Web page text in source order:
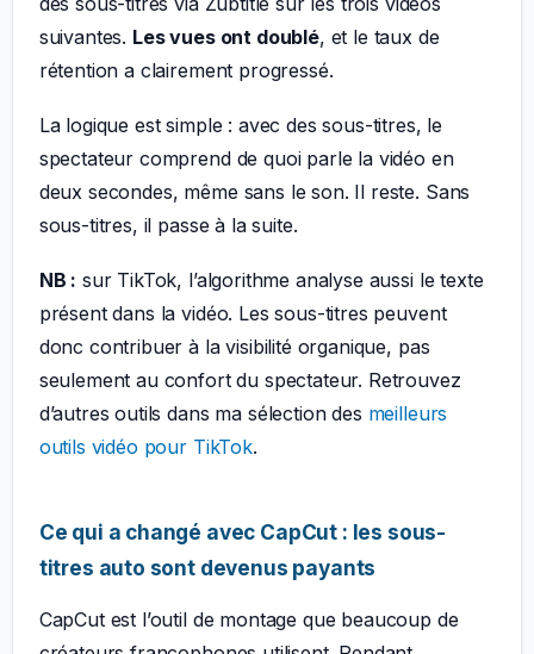
suivantes. Les vues ont doublé, et le taux de
rétention a clairement progressé.
La logique est simple : avec des sous-titres, le
spectateur comprend de quoi parle la vidéo en
deux secondes, même sans le son. Il reste. Sans
sous-titres, il passe à la suite.
NB : sur TikTok, l’algorithme analyse aussi le texte
présent dans la vidéo. Les sous-titres peuvent
donc contribuer à la visibilité organique, pas
seulement au confort du spectateur. Retrouvez
d’autres outils dans ma sélection des meilleurs
outils vidéo pour TikTok.
Ce qui a changé avec CapCut : les sous-
titres auto sont devenus payants
CapCut est l’outil de montage que beaucoup de